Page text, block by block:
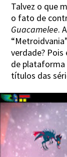
Talvez o que
o fato de
Guacamelee.
verdade?
de plataforma
títulos das